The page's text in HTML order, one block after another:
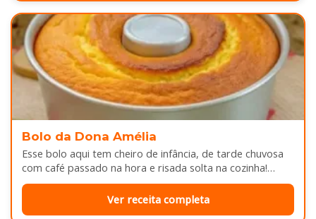
Bolo da Dona Amélia
Esse bolo aqui tem cheiro de infância, de tarde chuvosa
com café passado na hora e risada solta na cozinha!…
Ver receita completa